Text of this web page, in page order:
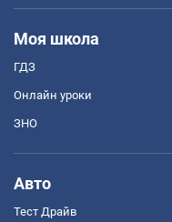
Моя школа
ГДЗ
Онлайн уроки
ЗНО
Авто
Тест Драйв